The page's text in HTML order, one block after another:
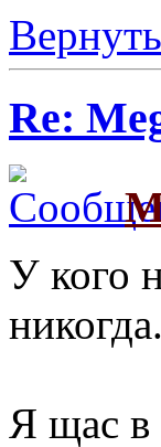
Re:
У кого
Я щас в